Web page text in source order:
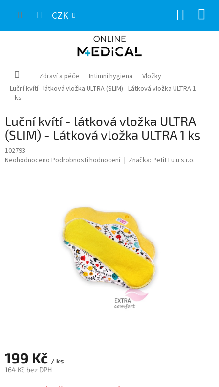
CZK
Domů Zdraví a péče Intimní hygiena
Vložky
Luční kvítí - látková vložka ULTRA (SLIM) - Látková vložka ULTRA 1
ks
Luční kvítí - látková vložka ULTRA
(SLIM) - Látková vložka ULTRA 1 ks
102793
Průměrné
Neohodnoceno Podrobnosti hodnocení Značka: Petit Lulu s.r.o.
199 Kč / ks
164 Kč bez DPH